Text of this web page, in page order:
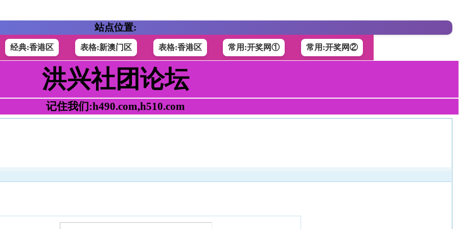
站点位置:
经典:香港区 表格:新澳门区 表格:香港区 常用:开奖网① 常用:开奖网②
洪兴社团论坛
记住我们:h490.com,h510.com